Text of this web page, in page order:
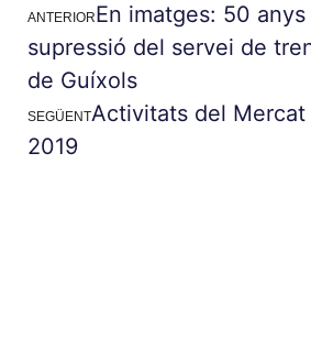
ANTERIOREn imatges: 50 anys
supressió del servei de
de Guíxols
SEGÜENTActivitats del Mercat
2019